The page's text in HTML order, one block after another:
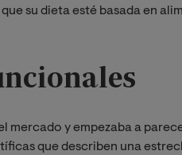
su dieta esté basada en
mercado y empezaba a
que describen una